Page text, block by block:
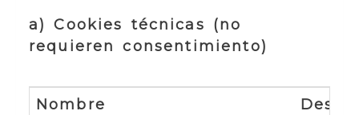
a) Cookies técnicas (no
requieren consentimiento)
Nombre